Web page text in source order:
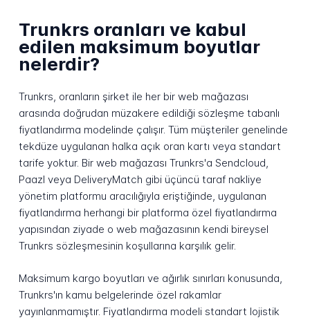
Trunkrs oranları ve kabul
edilen maksimum boyutlar
nelerdir?
Trunkrs, oranların şirket ile her bir web mağazası
arasında doğrudan müzakere edildiği sözleşme tabanlı
fiyatlandırma modelinde çalışır. Tüm müşteriler genelinde
tekdüze uygulanan halka açık oran kartı veya standart
tarife yoktur. Bir web mağazası Trunkrs'a Sendcloud,
Paazl veya DeliveryMatch gibi üçüncü taraf nakliye
yönetim platformu aracılığıyla eriştiğinde, uygulanan
fiyatlandırma herhangi bir platforma özel fiyatlandırma
yapısından ziyade o web mağazasının kendi bireysel
Trunkrs sözleşmesinin koşullarına karşılık gelir.
Maksimum kargo boyutları ve ağırlık sınırları konusunda,
Trunkrs'ın kamu belgelerinde özel rakamlar
yayınlanmamıştır. Fiyatlandırma modeli standart lojistik